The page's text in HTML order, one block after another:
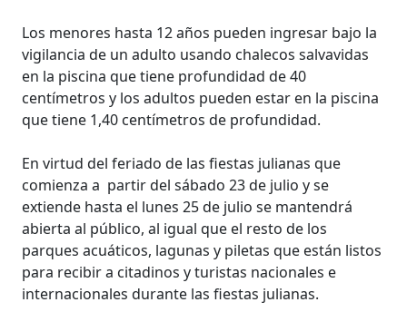
Los menores hasta 12 años pueden ingresar bajo la
vigilancia de un adulto usando chalecos salvavidas
en la piscina que tiene profundidad de 40
centímetros y los adultos pueden estar en la piscina
que tiene 1,40 centímetros de profundidad.
En virtud del feriado de las fiestas julianas que
comienza a partir del sábado 23 de julio y se
extiende hasta el lunes 25 de julio se mantendrá
abierta al público, al igual que el resto de los
parques acuáticos, lagunas y piletas que están listos
para recibir a citadinos y turistas nacionales e
internacionales durante las fiestas julianas.